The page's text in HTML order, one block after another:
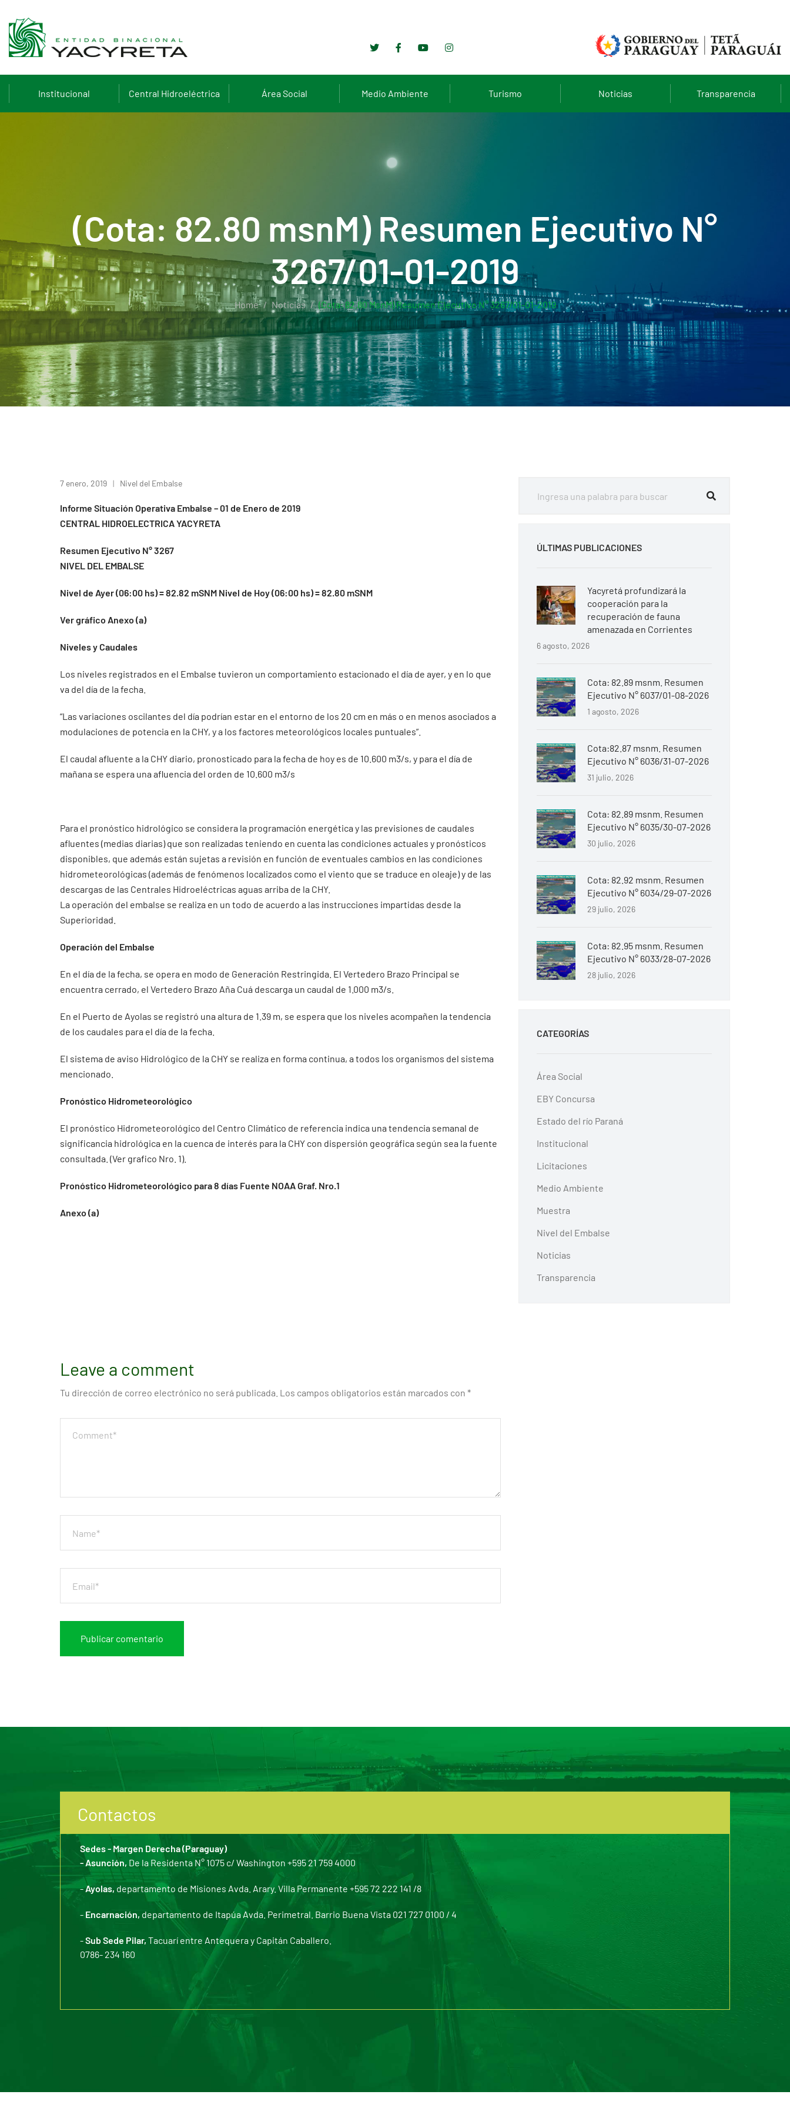
Institucional Central Hidroeléctrica Área Social Medio Ambiente Turismo Noticias Transparencia
(Cota: 82.80 msnM) Resumen Ejecutivo N°
3267/01-01-2019
Home Noticias (Cota: 82.80 MsnM) Resumen Ejecutivo N° 3267/01-01-2019
7 enero, 2019 Nivel del Embalse
Informe Situación Operativa Embalse – 01 de Enero de 2019
CENTRAL HIDROELECTRICA YACYRETA
Resumen Ejecutivo N° 3267
NIVEL DEL EMBALSE
Nivel de Ayer (06:00 hs) = 82.82 mSNM Nivel de Hoy (06:00 hs) = 82.80 mSNM
Ver gráfico Anexo (a)
Niveles y Caudales
Los niveles registrados en el Embalse tuvieron un comportamiento estacionado el día de ayer, y en lo que
va del día de la fecha.
“Las variaciones oscilantes del día podrían estar en el entorno de los 20 cm en más o en menos asociados a
modulaciones de potencia en la CHY, y a los factores meteorológicos locales puntuales”.
El caudal afluente a la CHY diario, pronosticado para la fecha de hoy es de 10.600 m3/s, y para el día de
mañana se espera una afluencia del orden de 10.600 m3/s
Para el pronóstico hidrológico se considera la programación energética y las previsiones de caudales
afluentes (medias diarias) que son realizadas teniendo en cuenta las condiciones actuales y pronósticos
disponibles, que además están sujetas a revisión en función de eventuales cambios en las condiciones
hidrometeorológicas (además de fenómenos localizados como el viento que se traduce en oleaje) y de las
descargas de las Centrales Hidroeléctricas aguas arriba de la CHY.
La operación del embalse se realiza en un todo de acuerdo a las instrucciones impartidas desde la
Superioridad.
Operación del Embalse
En el día de la fecha, se opera en modo de Generación Restringida. El Vertedero Brazo Principal se
encuentra cerrado, el Vertedero Brazo Aña Cuá descarga un caudal de 1.000 m3/s.
En el Puerto de Ayolas se registró una altura de 1.39 m, se espera que los niveles acompañen la tendencia
de los caudales para el día de la fecha.
El sistema de aviso Hidrológico de la CHY se realiza en forma continua, a todos los organismos del sistema
mencionado.
Pronóstico Hidrometeorológico
El pronóstico Hidrometeorológico del Centro Climático de referencia indica una tendencia semanal de
significancia hidrológica en la cuenca de interés para la CHY con dispersión geográfica según sea la fuente
consultada. (Ver grafico Nro. 1).
Pronóstico Hidrometeorológico para 8 días Fuente NOAA Graf. Nro.1
Anexo (a)
Leave a comment
Tu dirección de correo electrónico no será publicada. Los campos obligatorios están marcados con *
ÚLTIMAS PUBLICACIONES
Yacyretá profundizará la
cooperación para la
recuperación de fauna
amenazada en Corrientes
6 agosto, 2026
Cota: 82.89 msnm. Resumen
Ejecutivo N° 6037/01-08-2026
1 agosto, 2026
Cota:82.87 msnm. Resumen
Ejecutivo N° 6036/31-07-2026
31 julio, 2026
Cota: 82.89 msnm. Resumen
Ejecutivo N° 6035/30-07-2026
30 julio, 2026
Cota: 82.92 msnm. Resumen
Ejecutivo N° 6034/29-07-2026
29 julio, 2026
Cota: 82.95 msnm. Resumen
Ejecutivo N° 6033/28-07-2026
28 julio, 2026
CATEGORÍAS
Área Social
EBY Concursa
Estado del río Paraná
Institucional
Licitaciones
Medio Ambiente
Muestra
Nivel del Embalse
Noticias
Transparencia
Contactos
Sedes - Margen Derecha (Paraguay)
- Asunción, De la Residenta N° 1075 c/ Washington +595 21 759 4000
-Ayolas, departamento de Misiones Avda. Arary. Villa Permanente +595 72 222 141 /8
- Encarnación, departamento de Itapúa Avda. Perimetral. Barrio Buena Vista 021 727 0100 / 4
-Sub Sede Pilar, Tacuarí entre Antequera y Capitán Caballero.
0786- 234 160